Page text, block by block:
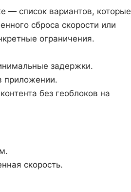
— список вариантов, которые
сброса скорости или
ограничения.
задержки.
приложении.
без геоблоков на
скорость.